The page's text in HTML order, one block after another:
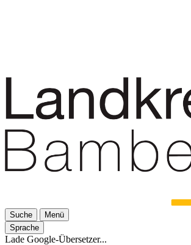
Suche
Menü
Sprache
Lade Google-Übersetzer...